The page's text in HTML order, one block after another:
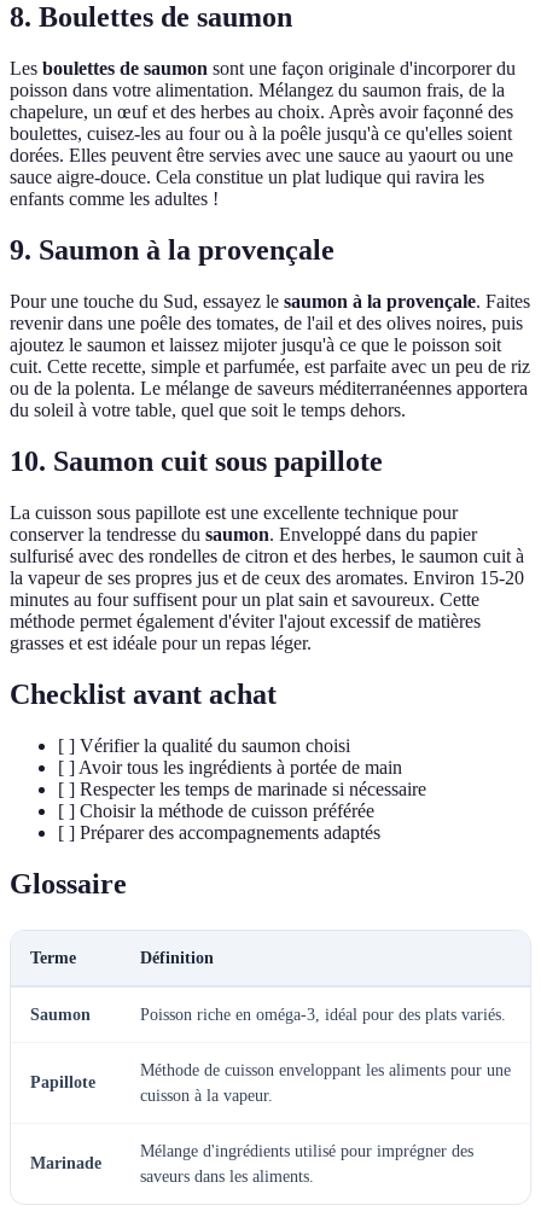
8. Boulettes de saumon
Les boulettes de saumon sont une façon originale d'incorporer du
poisson dans votre alimentation. Mélangez du saumon frais, de la
chapelure, un œuf et des herbes au choix. Après avoir façonné des
boulettes, cuisez-les au four ou à la poêle jusqu'à ce qu'elles soient
dorées. Elles peuvent être servies avec une sauce au yaourt ou une
sauce aigre-douce. Cela constitue un plat ludique qui ravira les
enfants comme les adultes !
9. Saumon à la provençale
Pour une touche du Sud, essayez le saumon à la provençale. Faites
revenir dans une poêle des tomates, de l'ail et des olives noires, puis
ajoutez le saumon et laissez mijoter jusqu'à ce que le poisson soit
cuit. Cette recette, simple et parfumée, est parfaite avec un peu de riz
ou de la polenta. Le mélange de saveurs méditerranéennes apportera
du soleil à votre table, quel que soit le temps dehors.
10. Saumon cuit sous papillote
La cuisson sous papillote est une excellente technique pour
conserver la tendresse du saumon. Enveloppé dans du papier
sulfurisé avec des rondelles de citron et des herbes, le saumon cuit à
la vapeur de ses propres jus et de ceux des aromates. Environ 15-20
minutes au four suffisent pour un plat sain et savoureux. Cette
méthode permet également d'éviter l'ajout excessif de matières
grasses et est idéale pour un repas léger.
Checklist avant achat
[ ] Vérifier la qualité du saumon choisi
[ ] Avoir tous les ingrédients à portée de main
[ ] Respecter les temps de marinade si nécessaire
[ ] Choisir la méthode de cuisson préférée
[ ] Préparer des accompagnements adaptés
Glossaire
Terme Définition
Saumon Poisson riche en oméga-3, idéal pour des plats variés.
Papillote
Méthode de cuisson enveloppant les aliments pour une
cuisson à la vapeur.
Marinade
Mélange d'ingrédients utilisé pour imprégner des
saveurs dans les aliments.